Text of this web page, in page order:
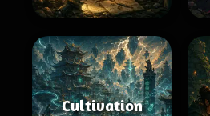
Cultivation